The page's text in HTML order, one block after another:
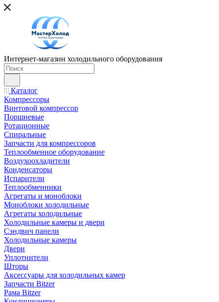
Интернет-магазин холодильного оборудования
Каталог
Компрессоры
Винтовой компрессор
Поршневые
Ротационные
Спиральные
Запчасти для компрессоров
Теплообменное оборудование
Воздухоохладители
Конденсаторы
Испарители
Теплообменники
Агрегаты и моноблоки
Моноблоки холодильные
Агрегаты холодильные
Холодильные камеры и двери
Сэндвич панели
Холодильные камеры
Двери
Уплотнители
Шторы
Аксессуары для холодильных камер
Запчасти Bitzer
Рама Bitzer